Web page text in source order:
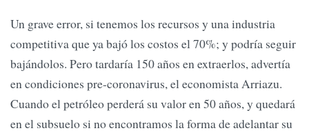
Un grave error, si tenemos los recursos y una industria
competitiva que ya bajó los costos el 70%; y podría seguir
bajándolos. Pero tardaría 150 años en extraerlos, advertía
en condiciones pre-coronavirus, el economista Arriazu.
Cuando el petróleo perderá su valor en 50 años, y quedará
en el subsuelo si no encontramos la forma de adelantar su